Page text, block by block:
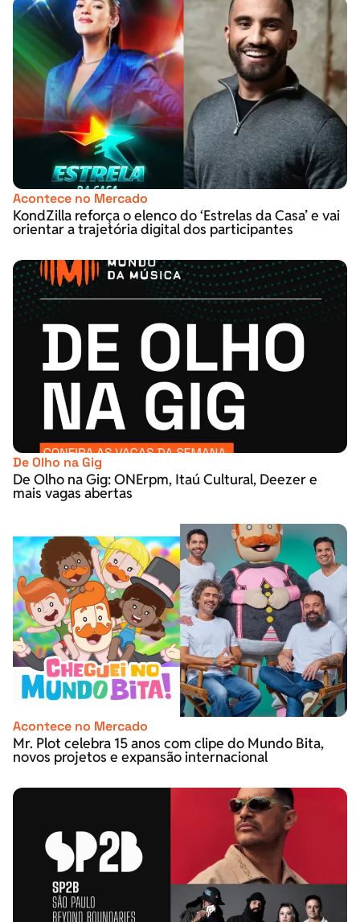
Acontece no Mercado
KondZilla reforça o elenco do ‘Estrelas da Casa’ e vai
orientar a trajetória digital dos participantes
De Olho na Gig
De Olho na Gig: ONErpm, Itaú Cultural, Deezer e
mais vagas abertas
Acontece no Mercado
Mr. Plot celebra 15 anos com clipe do Mundo Bita,
novos projetos e expansão internacional